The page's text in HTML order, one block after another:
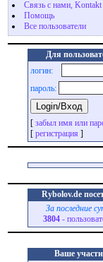
Связь с нами, Kontakt
Помощь
Все пользователи
Для
логин:
пароль:
[ забыл имя или
[ регистрация ]
Rybolov.de
За последние
3804 -
Ваше